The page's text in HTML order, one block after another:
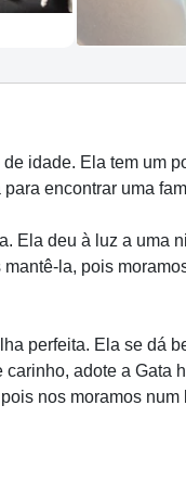
idade. Ela tem um
encontrar uma
Ela deu à luz a uma
la, pois
perfeita. Ela se dá
adote a Gata
nos moramos